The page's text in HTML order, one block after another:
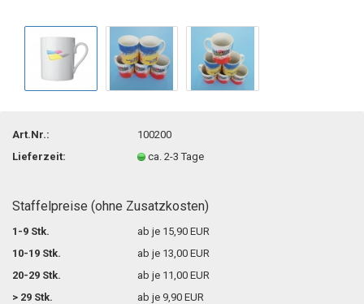
Art.Nr.:
100200
Lieferzeit:
ca. 2-3 Tage
Staffelpreise (ohne Zusatzkosten)
1-9 Stk.
ab je 15,90 EUR
10-19 Stk.
ab je 13,00 EUR
20-29 Stk.
ab je 11,00 EUR
> 29 Stk.
ab je 9,90 EUR